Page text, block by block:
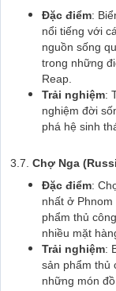
Đặc điểm:
nổi tiếng với
nguồn sống
trong những
Reap.
Trải nghiệm:
nghiệm đời
phá hệ sinh
3.7. Chợ Nga
Đặc điểm:
nhất ở
phẩm thủ
nhiều mặt
Trải nghiệm:
sản phẩm thủ
những món